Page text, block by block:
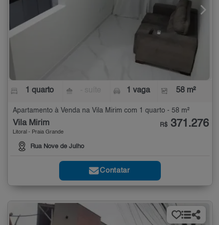
1 quarto 1 vaga 58 m²
Apartamento à Venda na Vila Mirim com 1 quarto - 58 m²
Vila Mirim
Litoral - Praia Grande
Rua Nove de Julho
R$ 371.276
Contatar